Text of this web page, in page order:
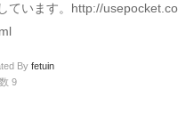
ています。http://usepocket.co
By fetuin
9